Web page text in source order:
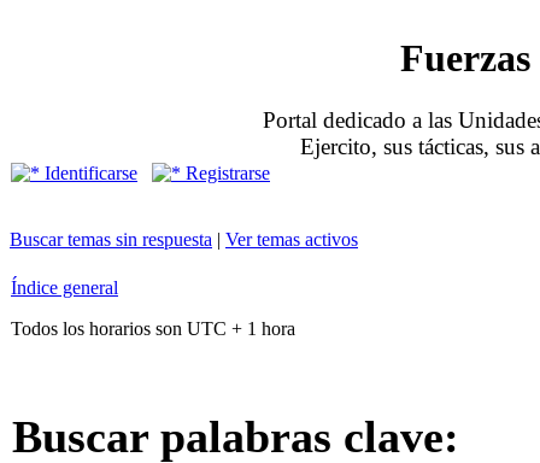
Portal dedicado a las
Ejercito, sus tácticas, sus
Identificarse Registrarse
Buscar temas sin respuesta | Ver temas activos
Índice general
Todos los horarios son UTC + 1 hora
Buscar palabras clave: